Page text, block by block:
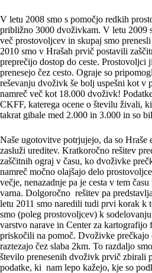
V letu 2008 smo s pomočjo redkih
približno 3000 dvoživkam. V letu 2009
več prostovoljcev in skupaj smo
2010 smo v Hrašah prvič postavili
preprečijo dostop do ceste. Prostovoljci
prenesejo čez cesto. Ograje so
reševanju dvoživk še bolj uspešni kot v
namreč več kot 18.000 dvoživk!
CKFF, katerega ocene o številu živali,
takrat gibale med 2.000 in 3.000 in so
Naše ugotovitve potrjujejo, da so
zasluži ureditev. Kratkoročno rešitev
zaščitnih ograj v času, ko dvoživke
namreč močno olajšajo delo
večje, nenazadnje pa je cesta v tem
varna. Dolgoročno rešitev pa
letu 2011 smo naredili tudi prvi korak k
smo (poleg prostovoljcev) k
varstvo narave in Center za kartografijo
priskočili na pomoč. Dvoživke prečkajo
raztezajo čez slaba 2km. To razdaljo
število prenesenih dvoživk prvič zbirali
podatke, ki nam lepo kažejo, kje so